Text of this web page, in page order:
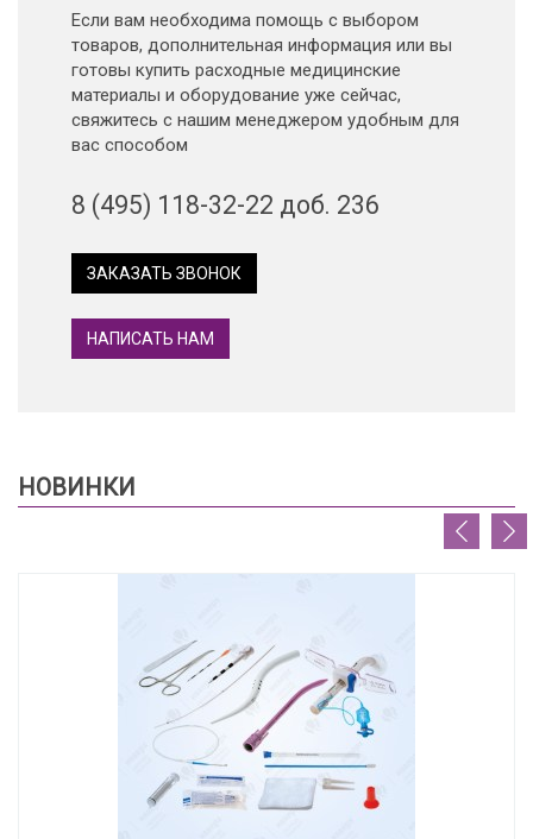
Если вам необходима помощь с выбором
товаров, дополнительная информация или вы
готовы купить расходные медицинские
материалы и оборудование уже сейчас,
свяжитесь с нашим менеджером удобным для
вас способом
8 (495) 118-32-22 доб. 236
ЗАКАЗАТЬ ЗВОНОК
НАПИСАТЬ НАМ
НОВИНКИ